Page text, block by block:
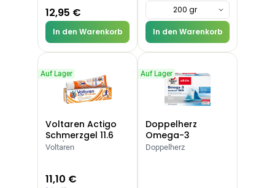
12,95 €
In den Warenkorb
200 gr
In den Warenkorb
Auf Lager
Voltaren Actigo
Schmerzgel 11.6
mg/g
Voltaren
11,10 €
Auf Lager
Doppelherz
Omega-3
Seefischöl 1000
Doppelherz